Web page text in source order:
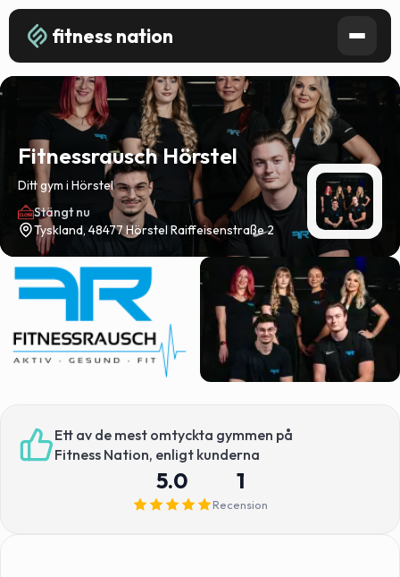
fitness nation
Fitnessrausch Hörstel
Ditt gym i Hörstel
Stängt nu
Tyskland, 48477 Hörstel Raiffeisenstraße 2
Ett av de mest omtyckta gymmen på
Fitness Nation, enligt kunderna
5.0 1
Recension